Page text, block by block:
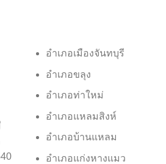
อำเภอเมืองจันทบุรี
อำเภอขลุง
อำเภอท่าใหม่
อำเภอแหลมสิงห์
อำเภอบ้านแหลม
อำเภอแก่งหางแมว